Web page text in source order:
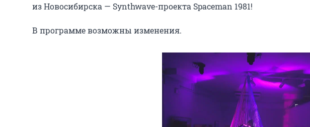
из Новосибирска — Synthwave-проекта Spaceman 1981!
В программе возможны изменения.